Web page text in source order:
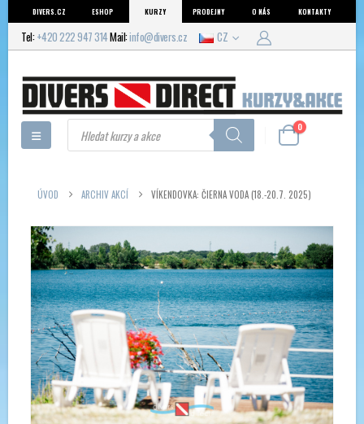
DIVERS.CZ ESHOP KURZY PRODEJNY O NÁS KONTAKTY
Tel: +420 222 947 314Mail:info@divers.cz CZ
Products
search 0
ÚVOD ARCHIV AKCÍ VÍKENDOVKA: ČIERNA VODA (18.-20.7. 2025)